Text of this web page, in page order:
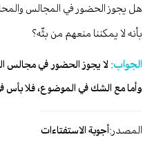
هل يجوز الحضور في المجالس
بأنه لا يمكننا منعهم من بثّه؟
الجواب: لا يجوز الحضور في مجالس
وأما مع الشك في الموضوع، فلا بأس
المصدر:أجوبة الاستفتاءات